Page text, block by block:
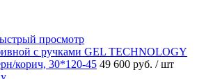
просмотр
с ручками GEL TECHNOLOGY
корич, 30*120-45 49 600 руб. / шт